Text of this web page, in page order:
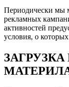
Периодически мы
рекламных
активностей
условия, о